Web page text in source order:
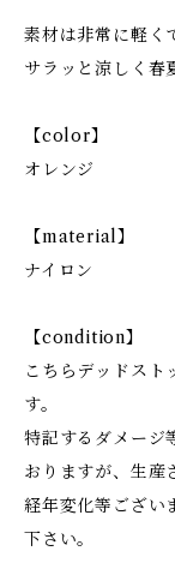
素材は非常に軽く
サラッと涼しく春
【color】
オレンジ
【material】
ナイロン
【condition】
こちらデッドスト
す。
特記するダメージ
おりますが、生産
経年変化等ござい
下さい。